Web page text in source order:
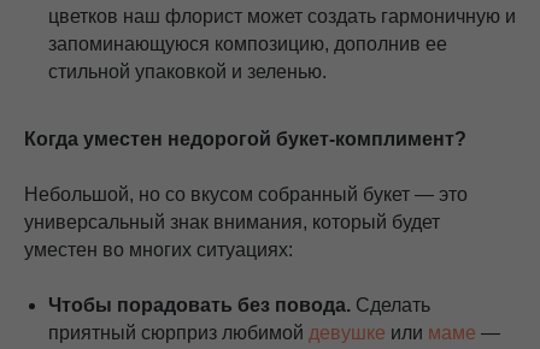
цветков наш флорист может создать гармоничную и
запоминающуюся композицию, дополнив ее
стильной упаковкой и зеленью.
Когда уместен недорогой букет-комплимент?
Небольшой, но со вкусом собранный букет — это
универсальный знак внимания, который будет
уместен во многих ситуациях:
Чтобы порадовать без повода. Сделать
приятный сюрприз любимой девушке или маме —